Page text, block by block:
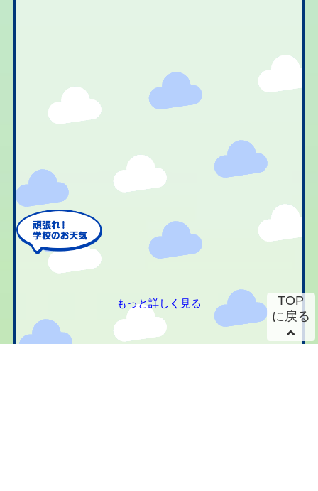
もっと詳しく見る
TOP
に戻る